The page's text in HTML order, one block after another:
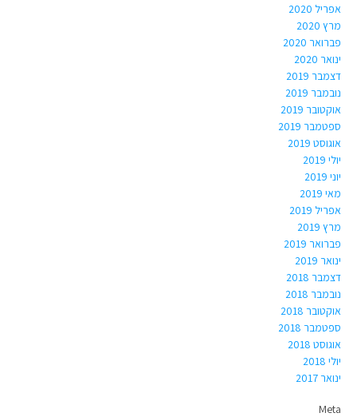
אפריל 2020
מרץ 2020
פברואר 2020
ינואר 2020
דצמבר 2019
נובמבר 2019
אוקטובר 2019
ספטמבר 2019
אוגוסט 2019
יולי 2019
יוני 2019
מאי 2019
אפריל 2019
מרץ 2019
פברואר 2019
ינואר 2019
דצמבר 2018
נובמבר 2018
אוקטובר 2018
ספטמבר 2018
אוגוסט 2018
יולי 2018
ינואר 2017
Meta